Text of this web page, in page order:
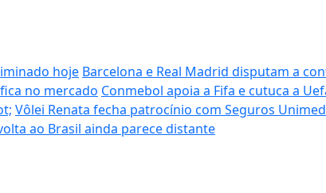
hoje Barcelona e Real Madrid disputam a
no mercado Conmebol apoia a Fifa e cutuca a
Vôlei Renata fecha patrocínio com Seguros
ao Brasil ainda parece distante